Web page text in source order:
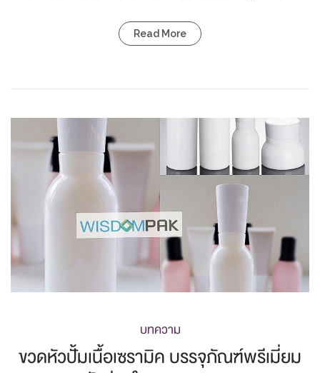
Read More
บทความ
ขวดหัวปั้มเนื้อเซรามิค บรรจุภัณฑ์พรีเมี่ยม